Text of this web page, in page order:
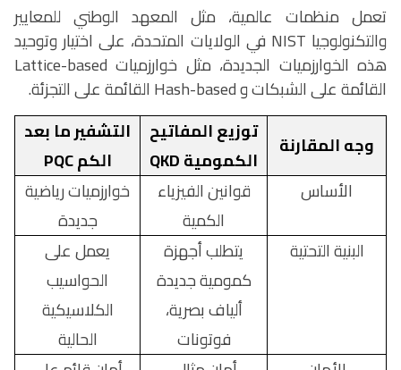
تعمل منظمات عالمية، مثل المعهد الوطني للمعايير
والتكنولوجيا NIST في الولايات المتحدة، على اختيار وتوحيد
هذه الخوارزميات الجديدة، مثل خوارزميات Lattice-based
القائمة على الشبكات وHash-based القائمة على التجزئة.
وجه المقارنة
توزيع المفاتيح
الكموميةQKD
التشفير ما بعد
الكمPQC
الأساس
قوانين الفيزياء
الكمية
خوارزميات رياضية
جديدة
البنية التحتية
يتطلب أجهزة
كمومية جديدة
ألياف بصرية،
فوتونات
يعمل على
الحواسيب
الكلاسيكية
الحالية